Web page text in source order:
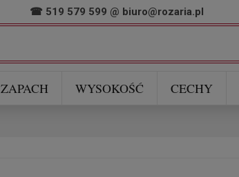
☎ 519 579 599 @ biuro@rozaria.pl
ZAPACH WYSOKOŚĆ CECHY